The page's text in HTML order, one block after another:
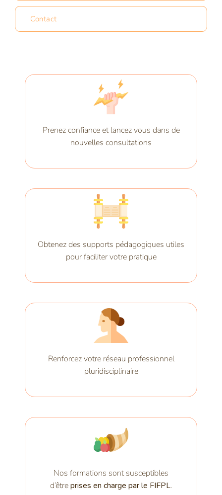
Contact
Prenez confiance et lancez vous dans de
nouvelles consultations
Obtenez des supports pédagogiques utiles
pour faciliter votre pratique
Renforcez votre réseau professionnel
pluridisciplinaire
Nos formations sont susceptibles
d’êtreprises en charge par le FIFPL.